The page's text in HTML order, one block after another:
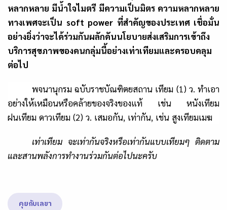
หลากหลาย มีน้ำใจไมตรี มีความเป็นมิตร ความหลากหลาย
ทางเพศจะเป็น soft power ที่สำคัญของประเทศ เชื่อมั่น
อย่างยิ่งว่าจะได้ร่วมกันผลักดันนโยบายส่งเสริมการเข้าถึง
บริการสุขภาพของคนกลุ่มนี้อย่างเท่าเทียมและครอบคลุม
ต่อไป
พจนานุกรม ฉบับราชบัณฑิตยสถาน เทียม (1) ว. ทำเอา
อย่างให้เหมือนหรือคล้ายของจริงของแท้ เช่น หนังเทียม
ฝนเทียม ดาวเทียม (2) ว. เสมอกัน, เท่ากัน, เช่น สูงเทียมเมฆ
เท่าเทียม จะเท่ากันจริงหรือเท่ากันแบบเทียมๆ ติดตาม
และสานพลังการทำงานร่วมกันต่อไปนะครับ
คุยกับเลขา